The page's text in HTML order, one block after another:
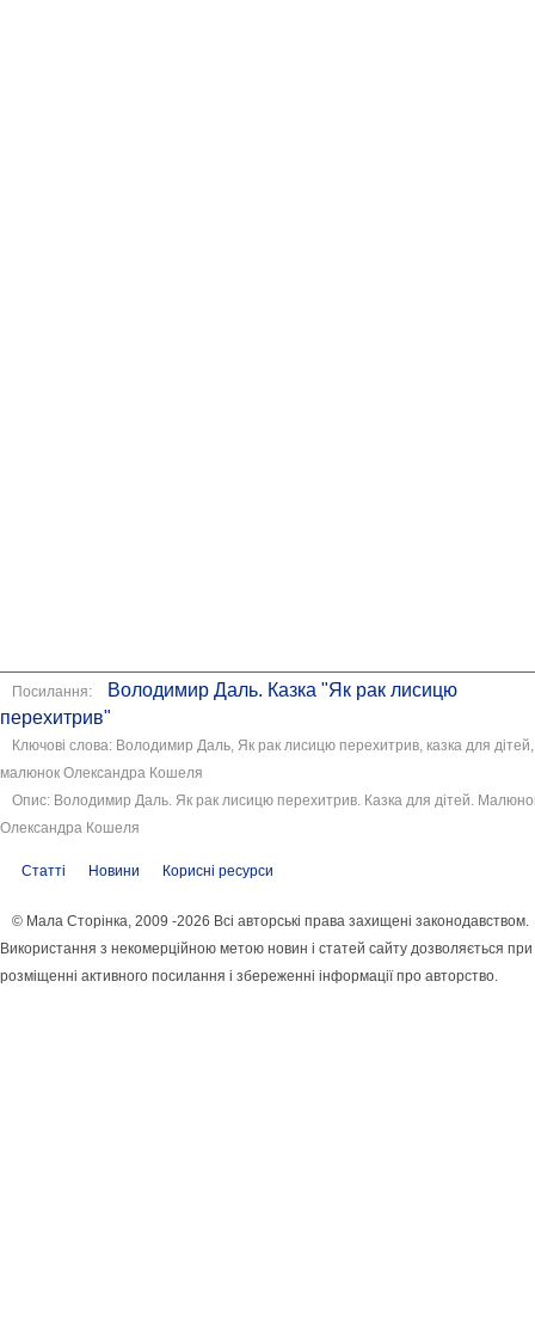
Посилання:
Володимир Даль. Казка "Як рак лисицю
перехитрив"
Ключові слова: Володимир Даль, Як рак лисицю перехитрив, казка для дітей,
малюнок Олександра Кошеля
Опис: Володимир Даль. Як рак лисицю перехитрив. Казка для дітей.
Олександра Кошеля
Статті Новини Корисні ресурси
© Мала Сторінка, 2009 -2026 Всі авторські права захищені законодавством.
Використання з некомерційною метою новин і статей сайту дозволяється при
розміщенні активного посилання і збереженні інформації про авторство.